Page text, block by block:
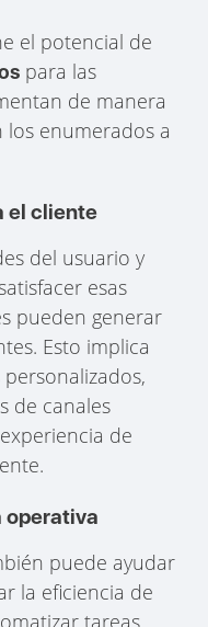
el potencial de
para las
de manera
los enumerados a
el cliente
del usuario y
esas
pueden generar
Esto implica
de canales
de
operativa
puede ayudar
la eficiencia de
tareas